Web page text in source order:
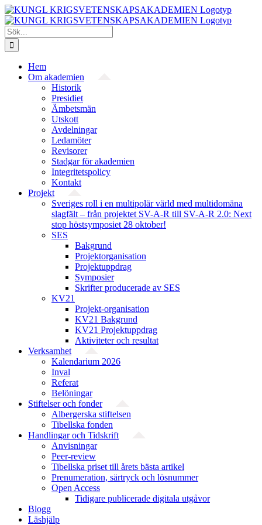
Fortsätt
till
innehållet
Sök
efter:
Hem
Om akademien
Historik
Presidiet
Ämbetsmän
Utskott
Avdelningar
Ledamöter
Revisorer
Stadgar för akademien
Integritetspolicy
Kontakt
Projekt
Sveriges roll i en multipolär värld med multidomäna
slagfält – från projektet SV-A-R till SV-A-R 2.0: Next
stop höstsymposiet 28 oktober!
SES
Bakgrund
Projekt­organisation
Projektuppdrag
Symposier
Skrifter producerade av SES
KV21
Projekt-organisation
KV21 Bakgrund
KV21 Projektuppdrag
Aktiviteter och resultat
Verksamhet
Kalendarium 2026
Inval
Referat
Belöningar
Stiftelser och fonder
Albergerska stiftelsen
Tibellska fonden
Handlingar och Tidskrift
Anvisningar
Peer-review
Tibellska priset till årets bästa artikel
Prenumeration, särtryck och lösnummer
Open Access
Tidigare publicerade digitala utgåvor
Blogg
Läshjälp